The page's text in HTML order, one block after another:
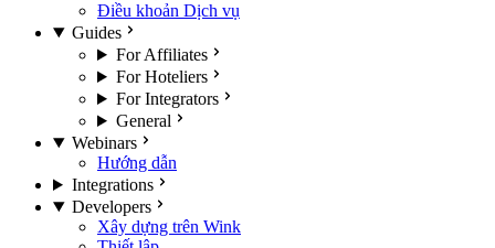
Điều khoản Dịch vụ
Guides
For Affiliates
For Hoteliers
For Integrators
General
Webinars
Hướng dẫn
Integrations
Developers
Xây dựng trên Wink